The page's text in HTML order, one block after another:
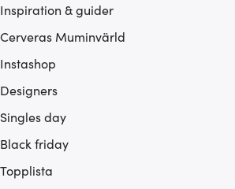
Inspiration & guider
Cerveras Muminvärld
Instashop
Designers
Singles day
Black friday
Topplista